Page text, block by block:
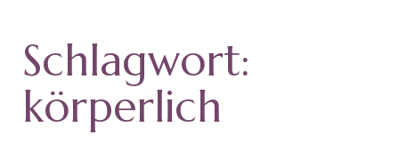
Schlagwort:
körperlich